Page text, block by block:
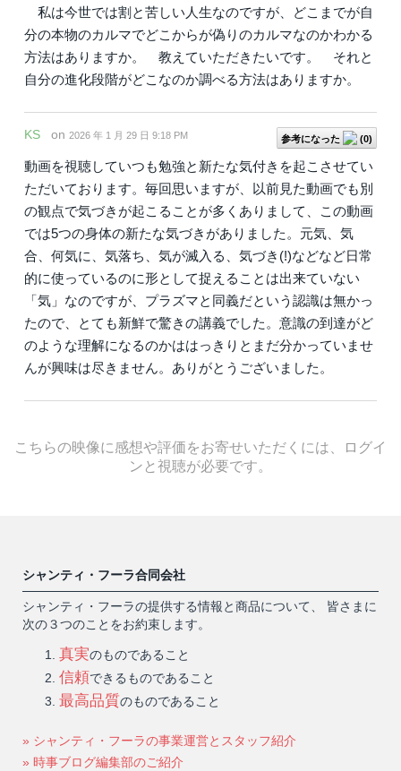
私は今世では割と苦しい人生なのですが、どこまでが自
分の本物のカルマでどこからが偽りのカルマなのかわかる
方法はありますか。 教えていただきたいです。 それと
自分の進化段階がどこなのか調べる方法はありますか。
参考になった (0)
KS on 2026 年 1 月 29 日 9:18 PM
動画を視聴していつも勉強と新たな気付きを起こさせてい
ただいております。毎回思いますが、以前見た動画でも別
の観点で気づきが起こることが多くありまして、この動画
では5つの身体の新たな気づきがありました。元気、気
合、何気に、気落ち、気が滅入る、気づき(!)などなど日常
的に使っているのに形として捉えることは出来ていない
「気」なのですが、プラズマと同義だという認識は無かっ
たので、とても新鮮で驚きの講義でした。意識の到達がど
のような理解になるのかははっきりとまだ分かっていませ
んが興味は尽きません。ありがとうございました。
こちらの映像に感想や評価をお寄せいただくには、ログイ
ンと視聴が必要です。
シャンティ・フーラ合同会社
シャンティ・フーラの提供する情報と商品について、 皆さまに
次の３つのことをお約束します。
真実のものであること
信頼できるものであること
最高品質のものであること
» シャンティ・フーラの事業運営とスタッフ紹介
» 時事ブログ編集部のご紹介